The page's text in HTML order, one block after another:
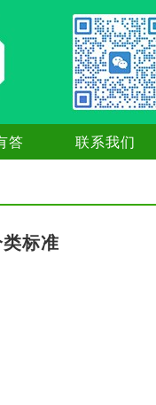
答 联系我们
标准